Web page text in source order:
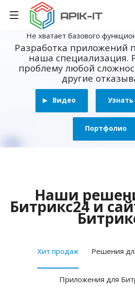
Не хватает базового
Разработка приложений
наша
проблему любой
другие
Видео
Портфолио
Наши
Битрикс24 и
Хит продаж Решения
Приложения для